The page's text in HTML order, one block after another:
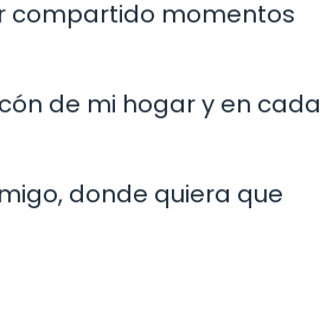
compartido momentos
de mi hogar y en cada
donde quiera que